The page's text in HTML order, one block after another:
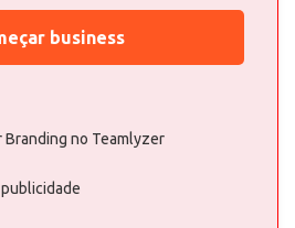
business
no Teamlyzer